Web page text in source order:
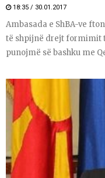
18:35 / 30.01.2017
Ambasada e ShBA-ve
të shpijnë drejt formimit
punojmë së bashku me